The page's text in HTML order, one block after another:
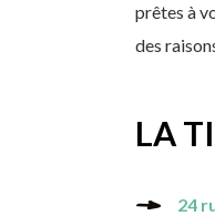
prêtes à
des
LA
24